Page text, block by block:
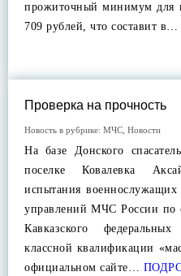
прожиточный минимум для
709 рублей, что составит в…
Проверка на прочность
Новость в рубрике: МЧС Новости
На базе Донского
поселке Ковалевка
испытания военнослужащих
управлений МЧС России по
Кавказского
классной квалификации
официальном сайте…